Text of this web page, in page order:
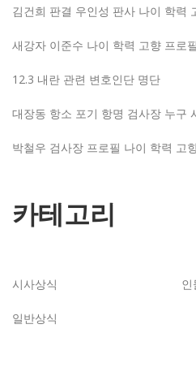
김건희 판결 우인성 판사 나이 학력
새강자 이준수 나이 학력 고향 프로필
12.3 내란 관련 변호인단 명단
대장동 항소 포기 항명 검사장 누구
박철우 검사장 프로필 나이 학력 고
카테고리
시사상식 인
일반상식